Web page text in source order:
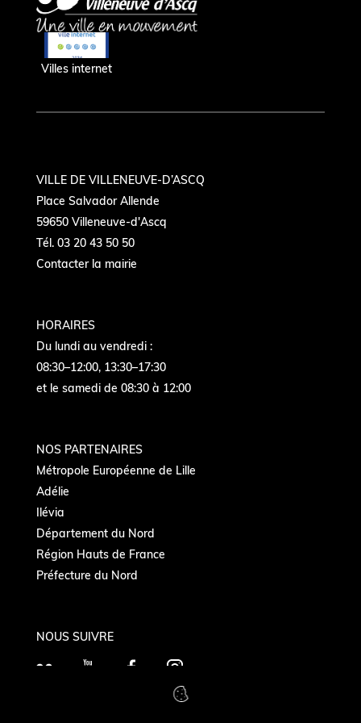
Villes internet
VILLE DE VILLENEUVE-D’ASCQ
Place Salvador Allende
59650 Villeneuve-d'Ascq
Tél. 03 20 43 50 50
Contacter la mairie
HORAIRES
Du lundi au vendredi :
08:30–12:00, 13:30–17:30
et le samedi de 08:30 à 12:00
NOS PARTENAIRES
Métropole Européenne de Lille
Adélie
Ilévia
Département du Nord
Région Hauts de France
Préfecture du Nord
NOUS SUIVRE
F
Y
F
I